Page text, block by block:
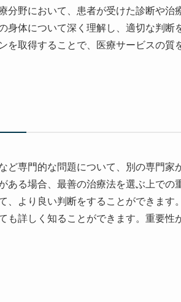
分野において、患者が受けた診断や
身体について深く理解し、適切な判
を取得することで、医療サービスの質
ど専門的な問題について、別の専門
ある場合、最善の治療法を選ぶ上での
、より良い判断をすることができま
も詳しく知ることができます。重要